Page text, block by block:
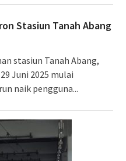
Stasiun Tanah Abang
stasiun Tanah Abang,
Juni 2025 mulai
naik pengguna...